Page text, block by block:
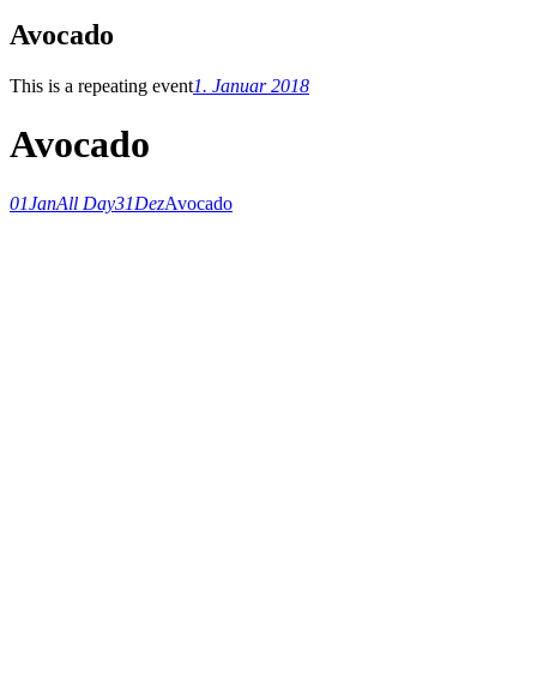
Avocado
This is a repeating event1. Januar 2018
Avocado
01JanAll Day31DezAvocado